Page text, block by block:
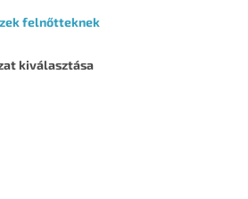
felnőtteknek
kiválasztása